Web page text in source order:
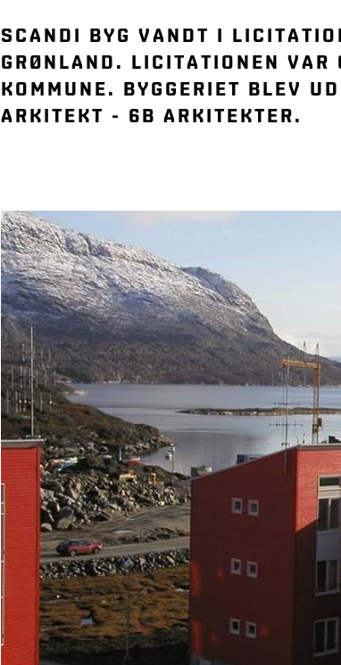
SCANDI BYG VANDT I
GRØNLAND. LICITATIONEN VAR
KOMMUNE. BYGGERIET BLEV
ARKITEKT - 6B ARKITEKTER.